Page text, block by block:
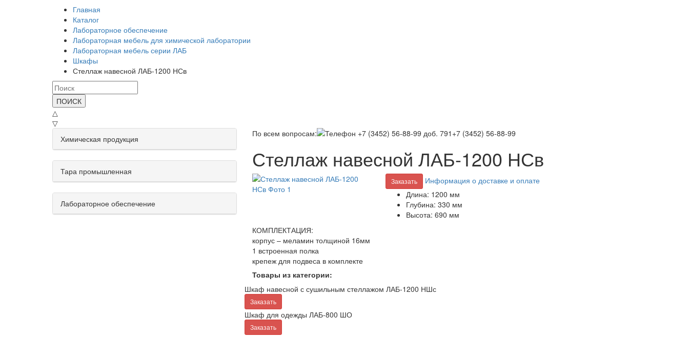
Главная
Каталог
Лабораторное обеспечение
Лабораторная мебель для химической лаборатории
Лабораторная мебель серии ЛАБ
Шкафы
Стеллаж навесной ЛАБ-1200 НСв
ПОИСК
△
▽
Химическая продукция
Тара промышленная
Лабораторное обеспечение
По всем вопросам: +7 (3452) 56-88-99
Стеллаж навесной ЛАБ-1200 НСв
Заказать
Информация о доставке и оплате
Длина: 1200 мм
Глубина: 330 мм
Высота: 690 мм
КОМПЛЕКТАЦИЯ:
корпус – меламин толщиной 16мм
1 встроенная полка
крепеж для подвеса в комплекте
Товары из категории:
Шкаф навесной с сушильным стеллажом ЛАБ-1200 НШс
Заказать
Шкаф для одежды ЛАБ-800 ШО
Заказать